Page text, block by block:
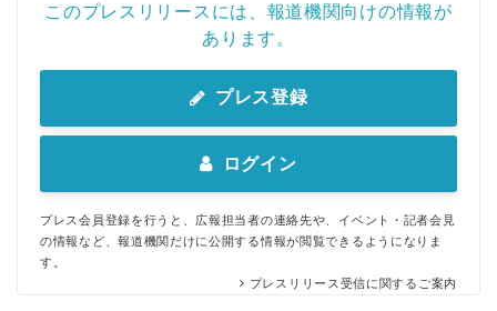
このプレスリリースには、報道機関向けの情報が
あります。
プレス登録
ログイン
プレス会員登録を行うと、広報担当者の連絡先や、イベント・記者会見
の情報など、報道機関だけに公開する情報が閲覧できるようになりま
す。
プレスリリース受信に関するご案内